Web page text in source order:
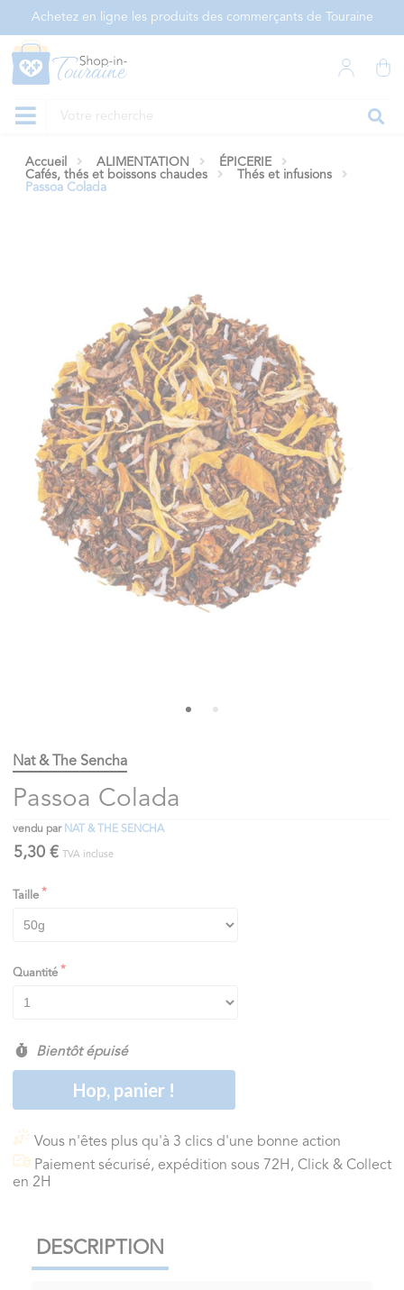
Achetez en ligne les produits des commerçants de Touraine
Accueil ALIMENTATION
ÉPICERIE
Cafés, thés et boissons chaudes
Thés et infusions
Passoa Colada
Nat & The Sencha
Passoa Colada
vendu par NAT & THE SENCHA
5,30 € TVA incluse
Taille
Quantité
Bientôt épuisé
Hop, panier !
Vous n'êtes plus qu'à 3 clics d'une bonne action
Paiement sécurisé, expédition sous 72H, Click & Collect
en 2H
DESCRIPTION
Panneau de gestion des cookies